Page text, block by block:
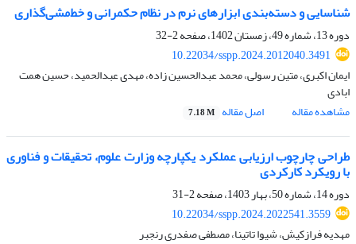
شناسایی و دسته‌بندی ابزارهای نرم در نظام حکمرانی و خط‌مشی‌گذاری
دوره 13، شماره 49، زمستان 1402، صفحه
2-32
10.22034/sspp.2024.2012040.3491
ایمان اکبری، متین رسولی، محمد عبدالحسین زاده، مهدی عبدالحمید، حسین همت
ابادی
مشاهده مقاله
اصل مقاله 7.18 M
طراحی چارچوب ارزیابی عملکرد یکپارچه وزارت علوم، تحقیقات و فناوری
با رویکرد کارکردی
دوره 14، شماره 50، بهار 1403، صفحه
2-31
10.22034/sspp.2024.2022541.3559
مهدیه فرازکیش، شیوا تاتینا، مصطفی صفدری رنجبر